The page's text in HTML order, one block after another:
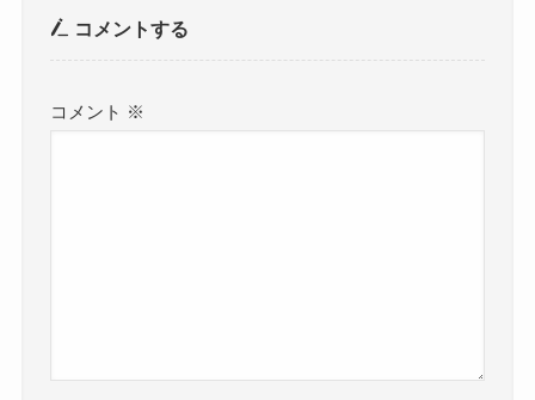
コメントする
コメント ※